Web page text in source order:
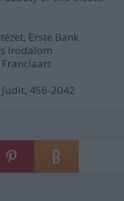
Erste Bank
Irodalom
Franciaart
456-2042